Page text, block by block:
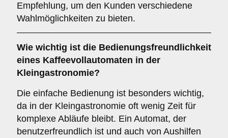
Empfehlung, um den Kunden verschiedene
Wahlmöglichkeiten zu bieten.
Wie wichtig ist die Bedienungsfreundlichkeit
eines Kaffeevollautomaten in der
Kleingastronomie?
Die einfache Bedienung ist besonders wichtig,
da in der Kleingastronomie oft wenig Zeit für
komplexe Abläufe bleibt. Ein Automat, der
benutzerfreundlich ist und auch von Aushilfen